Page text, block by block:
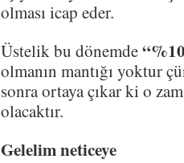
olması icap eder.
Üstelik bu dönemde
olmanın mantığı yoktur
sonra ortaya çıkar ki o
olacaktır.
Gelelim neticeye